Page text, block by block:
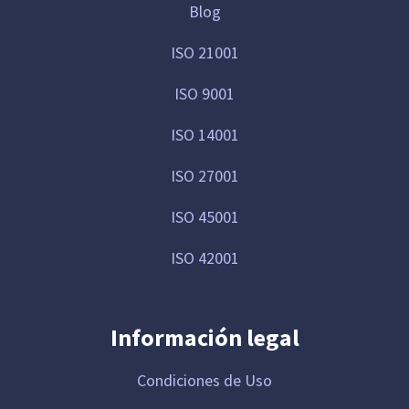
Blog
ISO 21001
ISO 9001
ISO 14001
ISO 27001
ISO 45001
ISO 42001
Información legal
Condiciones de Uso